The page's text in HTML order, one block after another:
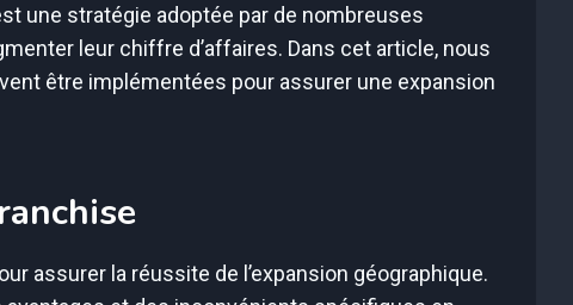
une stratégie adoptée par de nombreuses
leur chiffre d’affaires. Dans cet article, nous
être implémentées pour assurer une expansion
assurer la réussite de l’expansion géographique.